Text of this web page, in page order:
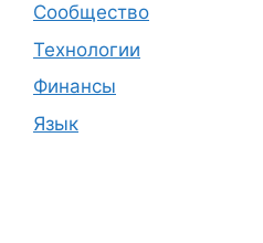
Сообщество
Технологии
Финансы
Язык